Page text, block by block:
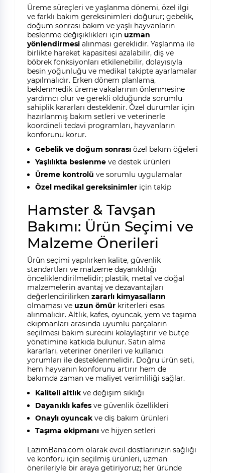
Üreme süreçleri ve yaşlanma dönemi, özel ilgi
ve farklı bakım gereksinimleri doğurur; gebelik,
doğum sonrası bakım ve yaşlı hayvanların
beslenme değişiklikleri için uzman
yönlendirmesialınması gereklidir. Yaşlanma ile
birlikte hareket kapasitesi azalabilir, diş ve
böbrek fonksiyonları etkilenebilir, dolayısıyla
besin yoğunluğu ve medikal takipte ayarlamalar
yapılmalıdır. Erken dönem planlama,
beklenmedik üreme vakalarının önlenmesine
yardımcı olur ve gerekli olduğunda sorumlu
sahiplik kararları desteklenir. Özel durumlar için
hazırlanmış bakım setleri ve veterinerle
koordineli tedavi programları, hayvanların
konforunu korur.
Gebelik ve doğum sonrasıözel bakım öğeleri
Yaşlılıkta beslenmeve destek ürünleri
Üreme kontrolü ve sorumlu uygulamalar
Özel medikal gereksinimleriçin takip
Hamster & Tavşan
Bakımı: Ürün Seçimi ve
Malzeme Önerileri
Ürün seçimi yapılırken kalite, güvenlik
standartları ve malzeme dayanıklılığı
önceliklendirilmelidir; plastik, metal ve doğal
malzemelerin avantaj ve dezavantajları
değerlendirilirken zararlı kimyasalların
olmaması ve uzun ömürkriterleri esas
alınmalıdır. Altlık, kafes, oyuncak, yem ve taşıma
ekipmanları arasında uyumlu parçaların
seçilmesi bakım sürecini kolaylaştırır ve bütçe
yönetimine katkıda bulunur. Satın alma
kararları, veteriner önerileri ve kullanıcı
yorumları ile desteklenmelidir. Doğru ürün seti,
hem hayvanın konforunu artırır hem de
bakımda zaman ve maliyet verimliliği sağlar.
Kaliteli altlıkve değişim sıklığı
Dayanıklı kafesve güvenlik özellikleri
Onaylı oyuncakve diş bakım ürünleri
Taşıma ekipmanıve hijyen setleri
LazımBana.com olarak evcil dostlarınızın sağlığı
ve konforu için seçilmiş ürünleri, uzman
önerileriyle bir araya getiriyoruz; her üründe